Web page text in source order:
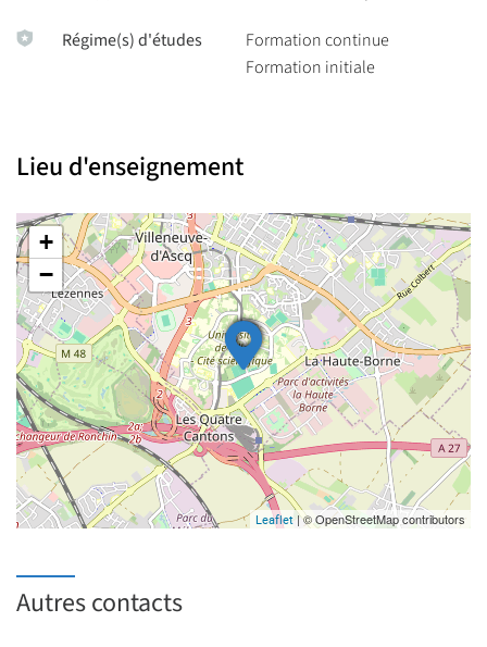
Régime(s) d'études
Formation continue
Formation initiale
Lieu d'enseignement
+
−
Leaflet | © OpenStreetMap contributors
Autres contacts